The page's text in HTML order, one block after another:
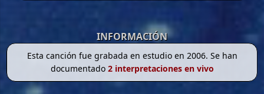
INFORMACIÓN
Esta canción fue grabada en estudio en 2006. Se han
documentado2 interpretaciones en vivo